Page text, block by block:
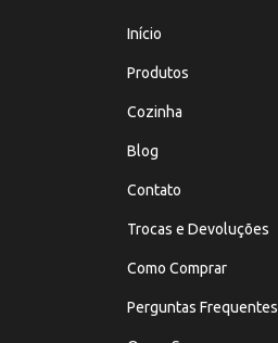
Início
Produtos
Cozinha
Blog
Contato
Trocas e Devoluções
Como Comprar
Perguntas Frequentes